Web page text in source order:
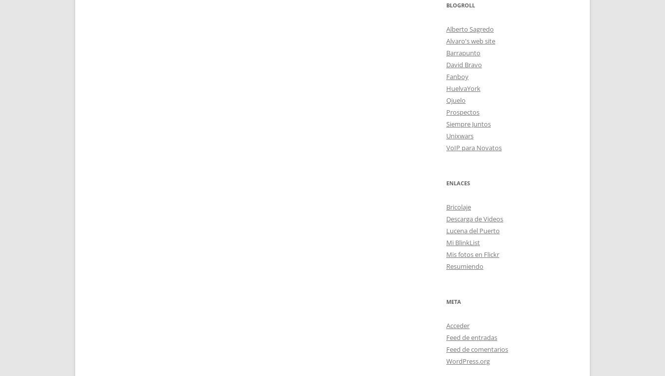
BLOGROLL
Alberto Sagredo
Alvaro's web site
Barrapunto
David Bravo
Fanboy
HuelvaYork
Ojuelo
Prospectos
Siempre Juntos
Unixwars
VoIP para Novatos
ENLACES
Bricolaje
Descarga de Videos
Lucena del Puerto
Mi BlinkList
Mis fotos en Flickr
Resumiendo
META
Acceder
Feed de entradas
Feed de comentarios
WordPress.org